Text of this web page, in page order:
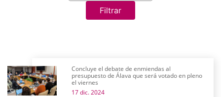
Filtrar
Concluye el debate de enmiendas al
presupuesto de Álava que será votado en pleno
el viernes
17 dic. 2024